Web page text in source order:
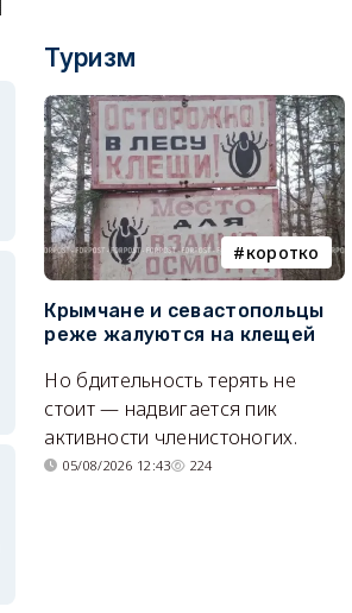
Туризм
коротко
Крымчане и севастопольцы
реже жалуются на клещей
Но бдительность терять не
стоит — надвигается пик
активности членистоногих.
05/08/2026 12:43 224